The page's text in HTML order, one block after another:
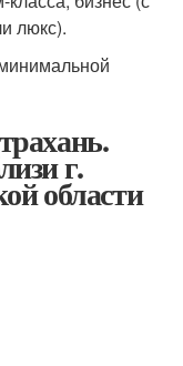
люкс).
г.
области